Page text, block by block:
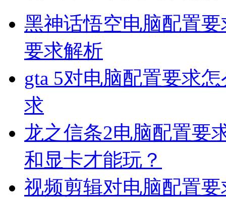
黑神话悟空电脑配置
要求解析
gta 5对电脑配置要求
求
龙之信条2电脑配置要
和显卡才能玩？
视频剪辑对电脑配置